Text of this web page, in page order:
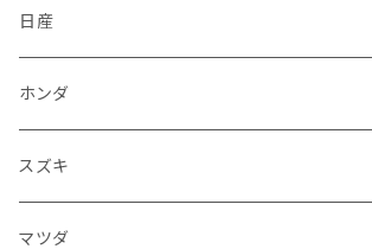
アウディ
BMW
メルセデス・ベンツ
フォルクスワーゲン
レクサス
アウディ
BMW
メルセデス・ベンツ
ミツビシ
ダイハツ
スバル
アルファロメオ
フェンダー
サイドミラー
フロントガラス
リアバンパー
カワサキ
ハーレーダビッドソン
BMW
トライアンフ
サイレンサー
シートカバー
燃料タンクキャップ
ハンドル系
ハンドル
ホーン
ブレーキ
ブレーキパッド
ブレーキ・クラッチレバー
エンジン
オルタネーター
電装系
フロアマット
室内アクセサリー
収納ケース
ダッシュボード
ワイパー
ライト系
日産
フロアマット
電装系
ウインカー
トランクマット
ホンダ
フロアマット
運転席周り
スズキ
フロアマット
マツダ